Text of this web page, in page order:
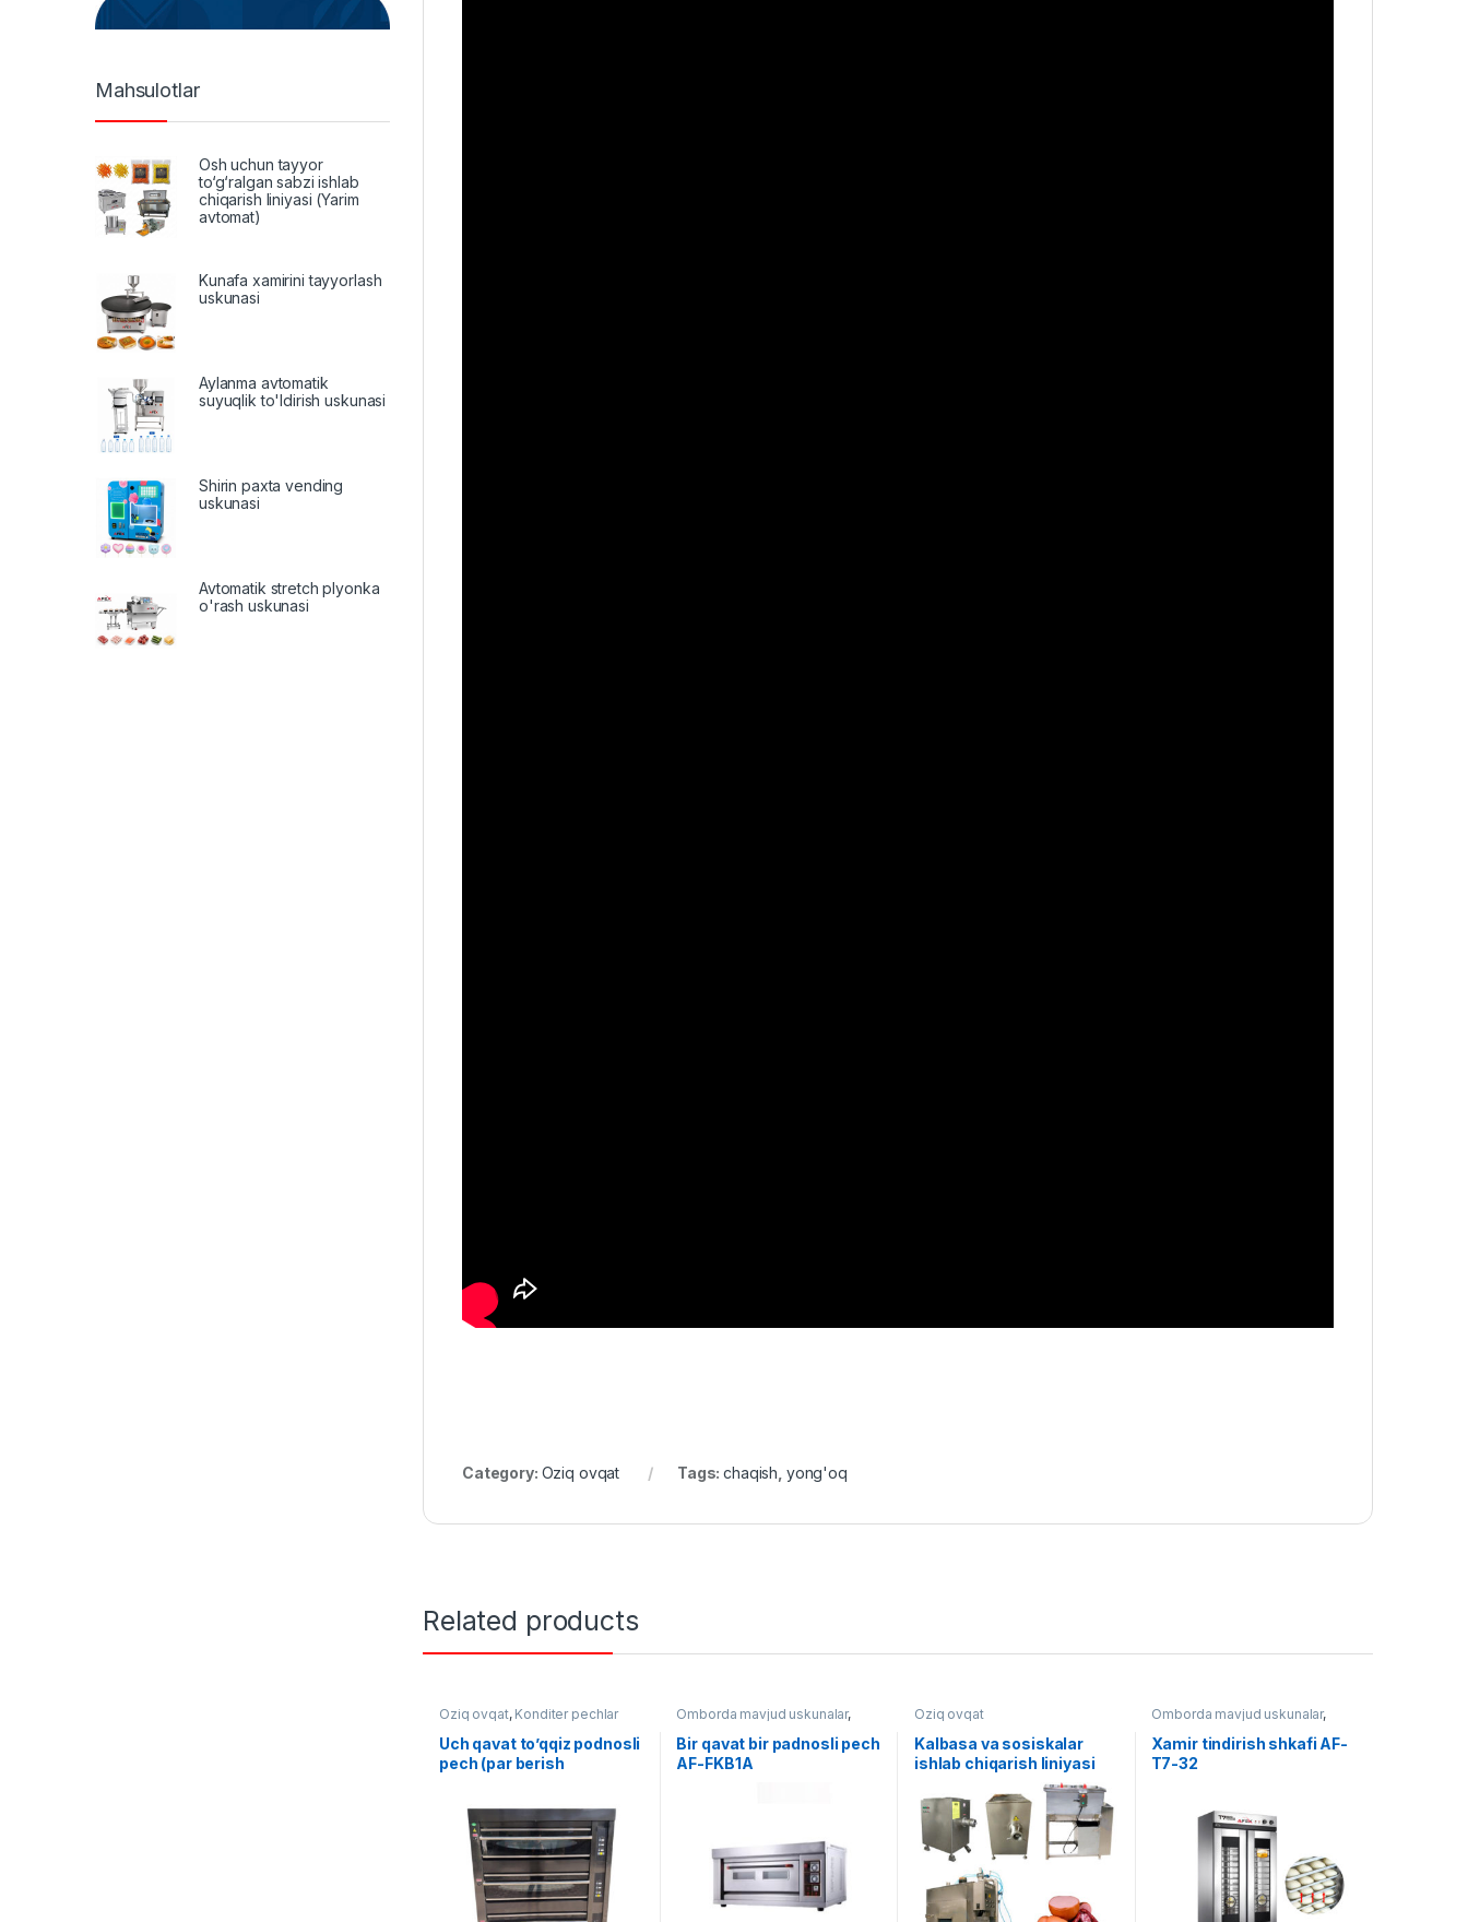
Category: Oziq ovqat Tags:chaqish yong'oq
Related products
Oziq ovqat, Konditer pechlar
Uch qavat to’qqiz podnosli
pech (par berish
Omborda mavjud uskunalar,
Konditer pechlar
Bir qavat bir padnosli pech
AF-FKB1A
Oziq ovqat
Kalbasa va sosiskalar
ishlab chiqarish liniyasi
Omborda mavjud uskunalar,
Konditer pechlar
Xamir tindirish shkafi AF-
T7-32
Mahsulotlar
Osh uchun tayyor
to‘g‘ralgan sabzi ishlab
chiqarish liniyasi (Yarim
avtomat)
Kunafa xamirini tayyorlash
uskunasi
Aylanma avtomatik
suyuqlik to'ldirish uskunasi
Shirin paxta vending
uskunasi
Avtomatik stretch plyonka
o'rash uskunasi